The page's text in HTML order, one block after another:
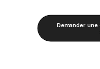
Demander une